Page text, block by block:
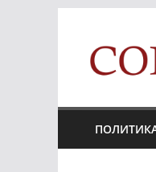
content